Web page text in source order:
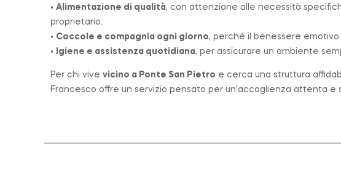
• Alimentazione di qualità, con attenzione alle necessità
proprietario.
• Coccole e compagnia ogni giorno, perché il benessere
•
Igiene e assistenza quotidiana, per assicurare un ambiente
Per chi vive vicino a Ponte San Pietro e cerca una struttura
Francesco offre un servizio pensato per un’accoglienza attenta e